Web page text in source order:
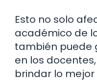
Esto no solo
académico de
también puede
en los
brindar lo